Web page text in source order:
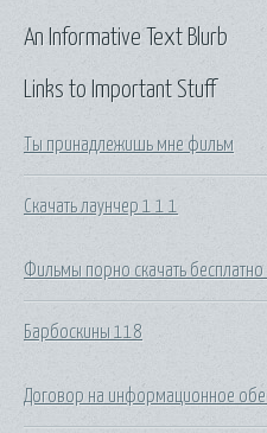
Links to Important Stuff
Ты принадлежишь мне фильм
Скачать лаунчер 1 1 1
Фильмы порно скачать
Барбоскины 118
Договор на информационное
An Informative Text Blurb